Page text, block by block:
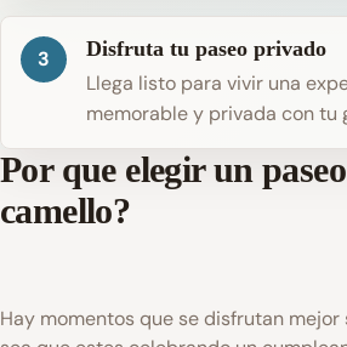
3 Disfruta tu paseo privado
Llega listo para vivir una
memorable y privada con tu
Por que elegir un
camello?
Hay momentos que se disfrutan mejor